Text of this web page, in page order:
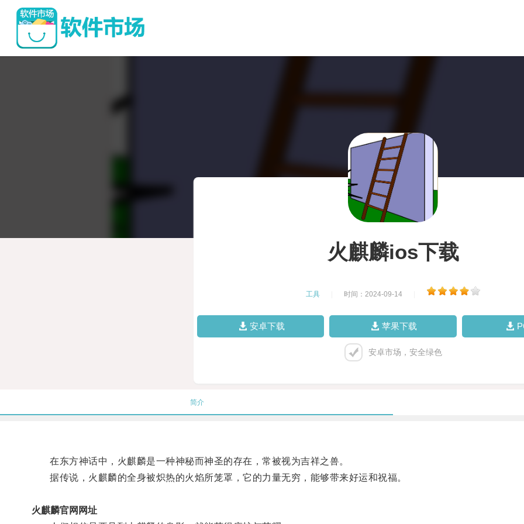
火麒麟ios下载
工具 时间：2024-09-14
安卓下载 苹果下载
安卓市场，安全绿色
简介
在东方神话中，火麒麟是一种神秘而神圣的存在，常被视为吉祥之兽。
据传说，火麒麟的全身被炽热的火焰所笼罩，它的力量无穷，能够带来好运和祝福。
火麒麟官网网址